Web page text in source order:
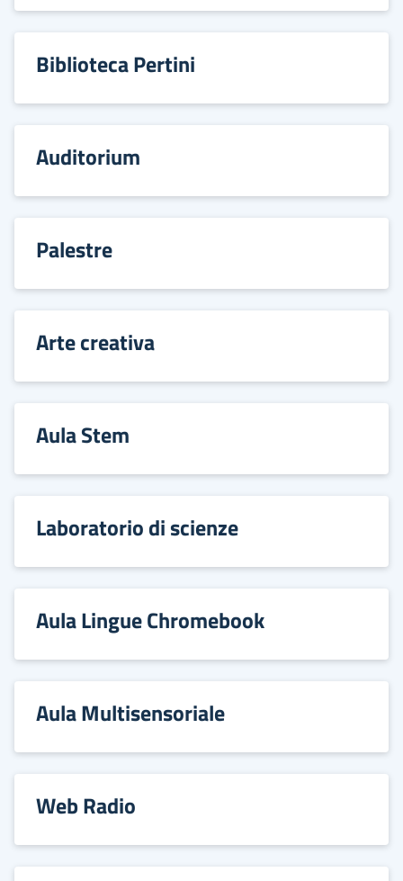
Biblioteca Pertini
Auditorium
Palestre
Arte creativa
Aula Stem
Laboratorio di scienze
Aula Lingue Chromebook
Aula Multisensoriale
Web Radio